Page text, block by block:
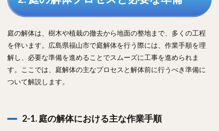
庭の解体は、樹木や植栽の撤去から地面の整地まで、多くの工程
を伴います。広島県福山市で庭解体を行う際には、作業手順を理
解し、必要な準備を進めることでスムーズに工事を進められま
す。ここでは、庭解体の主なプロセスと解体前に行うべき準備に
ついて解説します。
2-1. 庭の解体における主な作業手順